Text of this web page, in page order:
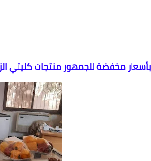
بأسعار مخفضة للجمهور منتجات كليتي